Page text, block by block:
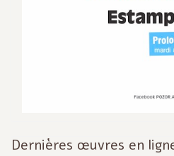
Dernières œuvres en